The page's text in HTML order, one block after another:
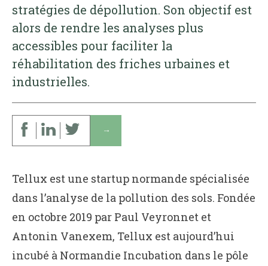
stratégies de dépollution. Son objectif est
alors de rendre les analyses plus
accessibles pour faciliter la
réhabilitation des friches urbaines et
industrielles.
↓
Tellux est une startup normande spécialisée
dans l’analyse de la pollution des sols. Fondée
en octobre 2019 par Paul Veyronnet et
Antonin Vanexem, Tellux est aujourd’hui
incubé à Normandie Incubation dans le pôle